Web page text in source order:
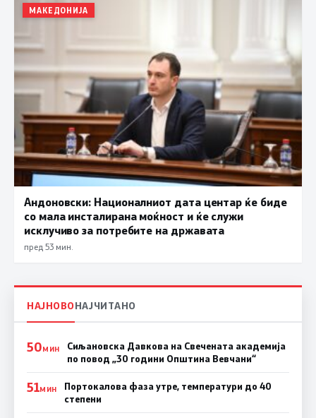
МАКЕДОНИЈА
Андоновски: Националниот дата центар ќе биде
со мала инсталирана моќност и ќе служи
исклучиво за потребите на државата
пред 53 мин.
НАЈНОВОНАЈЧИТАНО
50МИН
Сиљановска Давкова на Свечената академија
по повод „30 години Општина Вевчани“
51МИН
Портокалова фаза утре, температури до 40
степени